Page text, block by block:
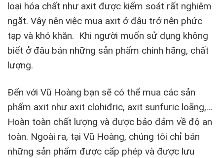
loại hóa chất như axit được kiểm soát rất nghiêm
ngặt. Vậy nên việc mua axit ở đâu trở nên phức
tạp và khó khăn. Khi người muốn sử dụng không
biết ở đâu bán những sản phẩm chính hãng, chất
lượng.
Đến với Vũ Hoàng bạn sẽ có thể mua các sản
phẩm axit như axit clohiđric, axit sunfuric loãng,…
Hoàn toàn chất lượng và được bảo đảm về độ an
toàn. Ngoài ra, tại Vũ Hoàng, chúng tôi chỉ bán
những sản phẩm được cấp phép và được lưu